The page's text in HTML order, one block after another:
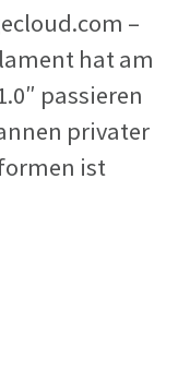
–
hat am
passieren
privater
ist